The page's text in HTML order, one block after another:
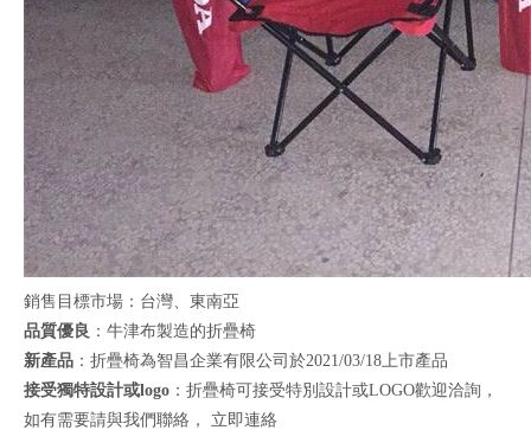
銷售目標市場：台灣、東南亞
品質優良 ：牛津布製造的折疊椅
新產品 ：折疊椅為智昌企業有限公司於2021/03/18上市產品
接受獨特設計或logo ：折疊椅可接受特別設計或LOGO歡迎洽詢，
如有需要請與我們聯絡， 立即連絡